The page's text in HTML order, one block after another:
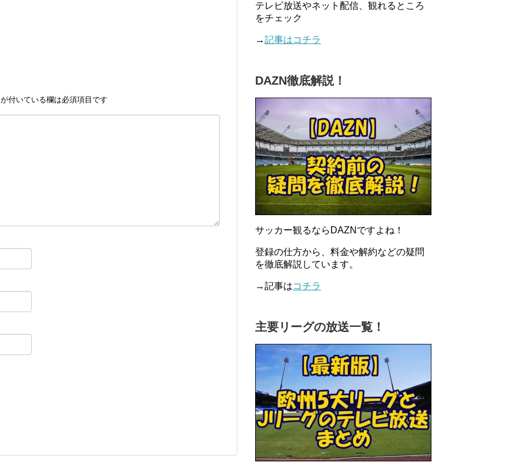
が付いている欄は必須項目です
テレビ放送やネット配信、観れるところ
をチェック
→記事はコチラ
DAZN徹底解説！
サッカー観るならDAZNですよね！
登録の仕方から、料金や解約などの疑問
を徹底解説しています。
→記事はコチラ
主要リーグの放送一覧！